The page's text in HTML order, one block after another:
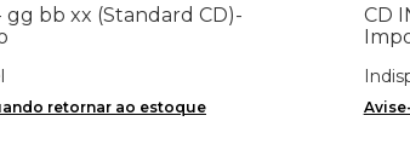
gg bb xx (Standard CD)-
retornar ao estoque
CD